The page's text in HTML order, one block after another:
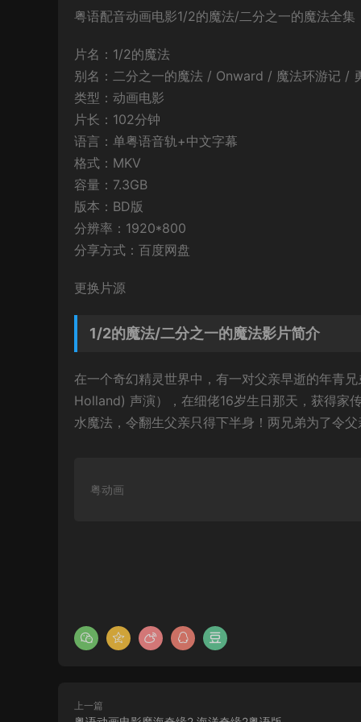
粤语配音动画电影1/2的魔法/二分之一的魔法全
片名：1/2的魔法
别名：二分之一的魔法 / Onward / 魔法环游记 /
类型：动画电影
片长：102分钟
语言：单粤语音轨+中文字幕
格式：MKV
容量：7.3GB
版本：BD版
分辨率：1920*800
分享方式：百度网盘
更换片源
1/2的魔法/二分之一的魔法影片简介
在一个奇幻精灵世界中，有一对父亲早逝的年青
Holland) 声演），在细佬16岁生日那天，获得家
水魔法，令翻生父亲只得下半身！两兄弟为了令
粤动画
上一篇